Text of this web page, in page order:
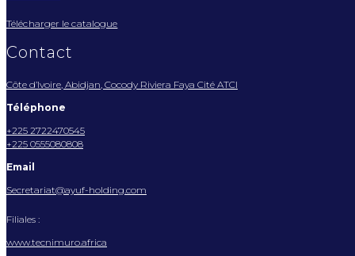
Télécharger le catalogue
Contact
Côte d’Ivoire, Abidjan, Cocody Riviera Faya Cité ATCI
Téléphone
+225 2722470545
+225 0555080808
Email
Secretariat@ayuf-holding.com
Filiales :
www.tecnimuro.africa